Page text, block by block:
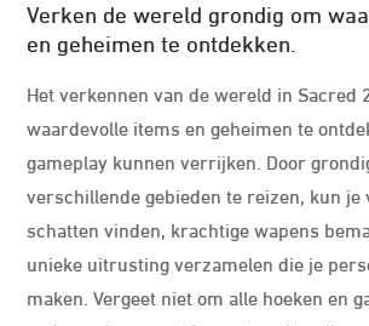
Verken de wereld grondig om
en geheimen te ontdekken.
Het verkennen van de wereld in Sacred
waardevolle items en geheimen te
gameplay kunnen verrijken. Door
verschillende gebieden te reizen, kun je
schatten vinden, krachtige wapens
unieke uitrusting verzamelen die je
maken. Vergeet niet om alle hoeken en